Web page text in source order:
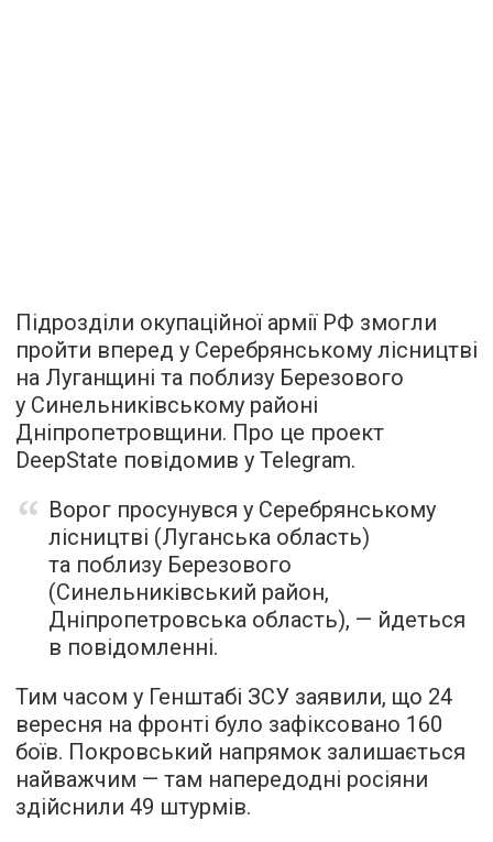
Підрозділи окупаційної армії РФ змогли
пройти вперед у Серебрянському лісництві
на Луганщині та поблизу Березового
у Синельниківському районі
Дніпропетровщини. Про це проект
DeepState повідомив у Telegram.
Ворог просунувся у Серебрянському
лісництві (Луганська область)
та поблизу Березового
(Синельниківський район,
Дніпропетровська область), — йдеться
в повідомленні.
Тим часом у Генштабі ЗСУ заявили, що 24
вересня на фронті було зафіксовано 160
боїв. Покровський напрямок залишається
найважчим — там напередодні росіяни
здійснили 49 штурмів.